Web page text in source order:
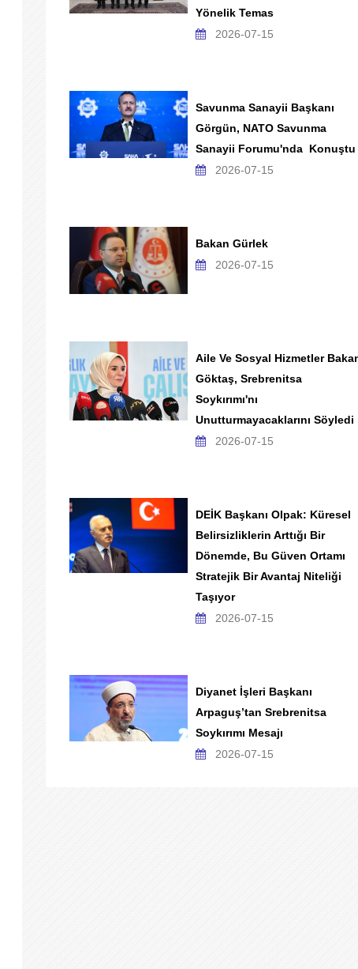
Yönelik Temas
2026-07-15
Savunma Sanayii Başkanı
Görgün, NATO Savunma
Sanayii Forumu'nda Konuştu
2026-07-15
Bakan Gürlek
2026-07-15
Aile Ve Sosyal Hizmetler
Göktaş, Srebrenitsa
Soykırımı'nı
Unutturmayacaklarını Söyledi
2026-07-15
DEİK Başkanı Olpak: Küresel
Belirsizliklerin Arttığı Bir
Dönemde, Bu Güven Ortamı
Stratejik Bir Avantaj Niteliği
Taşıyor
2026-07-15
Diyanet İşleri Başkanı
Arpaguş’tan Srebrenitsa
Soykırımı Mesajı
2026-07-15